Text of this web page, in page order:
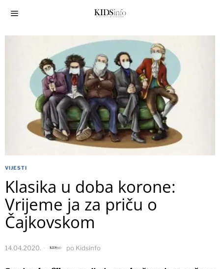
VIJESTI
Klasika u doba korone:
Vrijeme ja za priču o
Čajkovskom
14.04.2020. po Kidsinfo